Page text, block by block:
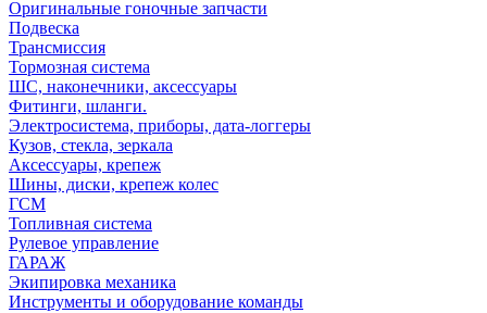
Оригинальные гоночные запчасти
Подвеска
Трансмиссия
Тормозная система
ШС, наконечники, аксессуары
Фитинги, шланги.
Электросистема, приборы, дата-логгеры
Кузов, стекла, зеркала
Аксессуары, крепеж
Шины, диски, крепеж колес
ГСМ
Топливная система
Рулевое управление
ГАРАЖ
Экипировка механика
Инструменты и оборудование команды